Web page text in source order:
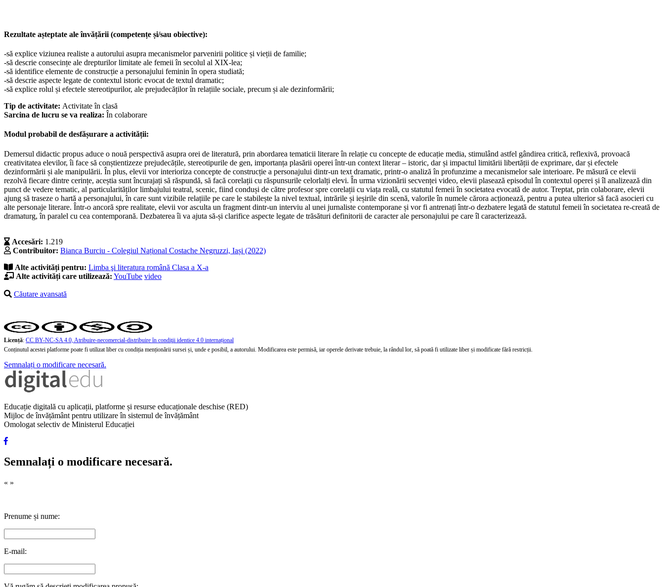
Rezultate așteptate ale învățării (competențe și/sau obiective):
-să explice viziunea realiste a autorului asupra mecanismelor parvenirii politice și vieții de familie;
-să descrie consecințe ale drepturilor limitate ale femeii în secolul al XIX-lea;
-să identifice elemente de construcție a personajului feminin în opera studiată;
-să descrie aspecte legate de contextul istoric evocat de textul dramatic;
-să explice rolul și efectele stereotipurilor, ale prejudecăților în relațiile sociale, precum și ale dezinformării;
Tip de activitate: Activitate în clasă
Sarcina de lucru se va realiza: În colaborare
Modul probabil de desfășurare a activității:
Demersul didactic propus aduce o nouă perspectivă asupra orei de literatură, prin abordarea tematicii literare în relație cu concepte de educație media, stimulând astfel gândirea critică, reflexivă, provoacă
creativitatea elevilor, îi face să conștientizeze prejudecățile, stereotipurile de gen, importanța plasării operei într-un context literar – istoric, dar și impactul limitării libertății de exprimare, dar și efectele
dezinformării și ale manipulării. În plus, elevii vor interioriza concepte de construcție a personajului dintr-un text dramatic, printr-o analiză în profunzime a mecanismelor sale interioare. Pe măsură ce elevii
rezolvă fiecare dintre cerințe, aceștia sunt încurajați să răspundă, să facă corelații cu răspunsurile celorlalți elevi. În urma vizionării secvenței video, elevii plasează episodul în contextul operei și îl analizează din
punct de vedere tematic, al particularităților limbajului teatral, scenic, fiind conduși de către profesor spre corelații cu viața reală, cu statutul femeii în societatea evocată de autor. Treptat, prin colaborare, elevii
ajung să traseze o hartă a personajului, în care sunt vizibile relațiile pe care le stabilește la nivel textual, intrările și ieșirile din scenă, valorile în numele cărora acționează, pentru a putea ulterior să facă asocieri cu
alte personaje literare. Într-o ancoră spre realitate, elevii vor asculta un fragment dintr-un interviu al unei jurnaliste contemporane și vor fi antrenați într-o dezbatere legată de statutul femeii în societatea re-creată de
dramaturg, în paralel cu cea contemporană. Dezbaterea îi va ajuta să-și clarifice aspecte legate de trăsături definitorii de caracter ale personajului pe care îl caracterizează.
Accesări: 1.219
Contribuitor: Bianca Burciu - Colegiul Național Costache Negruzzi, Iași (2022)
Alte activități pentru: Limba şi literatura română Clasa a X-a
Alte activități care utilizează: YouTube video
Căutare avansată
Licență: CC BY-NC-SA 4.0, Atribuire-necomercial-distribuire în condiţii identice 4.0 internațional
Conținutul acestei platforme poate fi utilizat liber cu condiția menționării sursei și, unde e posibil, a autorului. Modificarea este permisă, iar operele derivate trebuie, la rândul lor, să poată fi utilizate liber și modificate fără restricții.
Semnalați o modificare necesară.
Educație digitală cu aplicații, platforme și resurse educaționale deschise (RED)
Mijloc de învățământ pentru utilizare în sistemul de învățământ
Omologat selectiv de Ministerul Educației
Semnalați o modificare necesară.
« »
Prenume și nume:
E-mail: